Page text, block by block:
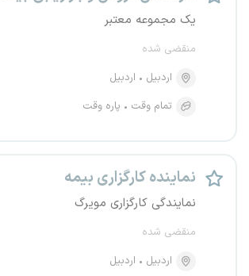
یک مجموعه معتبر
منقضی شده
اردبیل
اردبیل
تمام وقت
پاره وقت
نماینده کارگزاری بیمه
نمایندگی کارگزاری مویرگ
منقضی شده
اردبیل
اردبیل